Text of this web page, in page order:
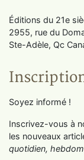
Éditions du 21e
2955, rue du
Ste-Adèle, Qc
Soyez informé !
Inscrivez-vous à
les nouveaux
quotidien,